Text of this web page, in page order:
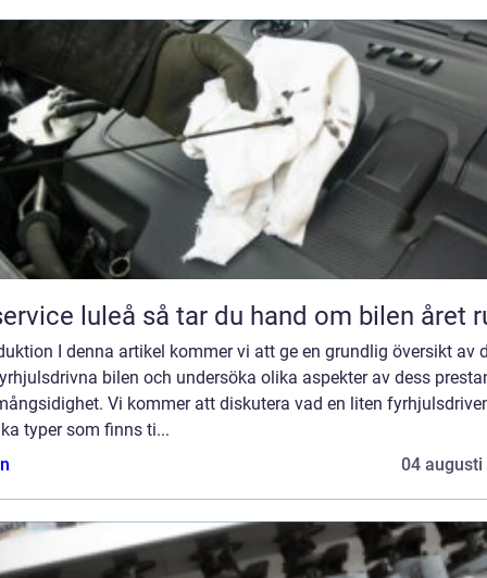
Bilservice luleå så tar du hand om bilen
I denna artikel kommer vi att ge en grundlig översikt av
bilen och undersöka olika aspekter av dess
Vi kommer att diskutera vad en liten
typer som finns ti...
04 augusti